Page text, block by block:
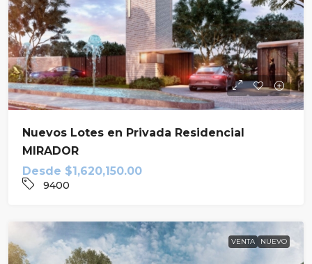
Nuevos Lotes en Privada Residencial
MIRADOR
Desde $1,620,150.00
9400
VENTA NUEVO